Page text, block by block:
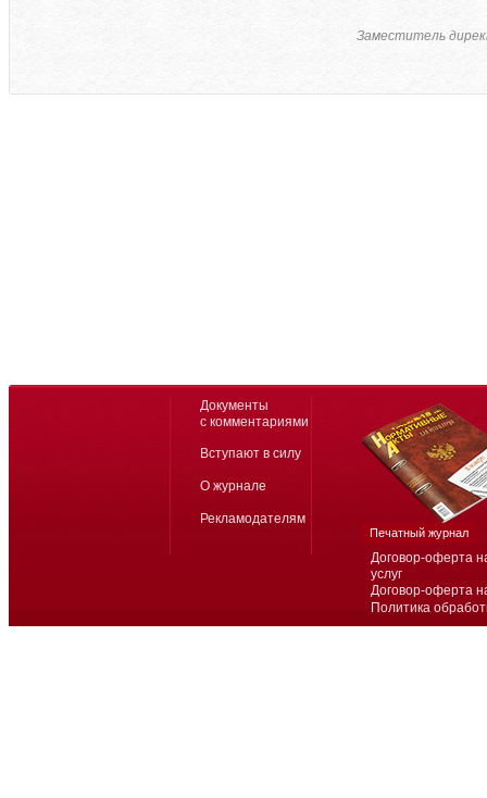
Заместитель
Договор-оферта
услуг
Договор-оферта
Политика
Документы
с комментариями
Вступают в силу
О журнале
Рекламодателям
Печатный журнал